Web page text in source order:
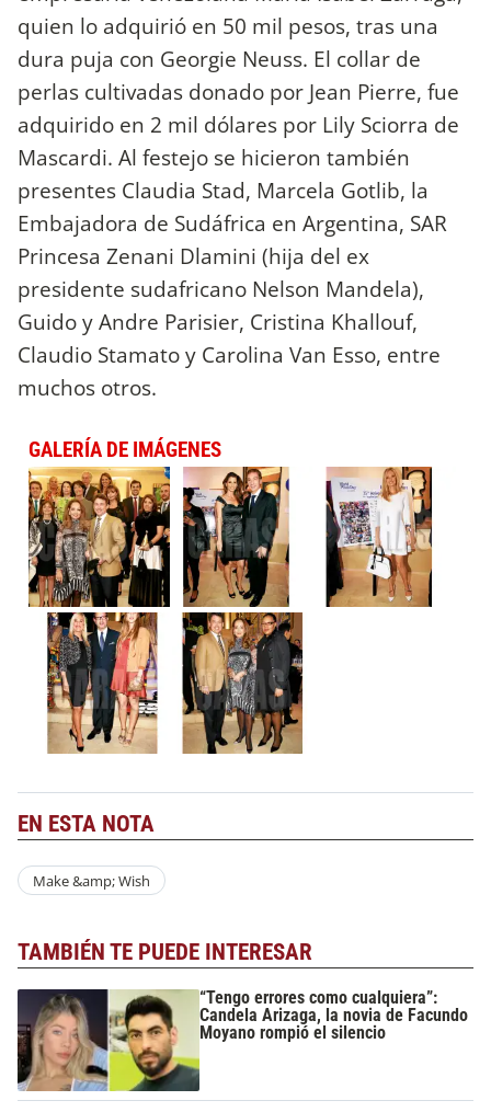
quien lo adquirió en 50 mil pesos, tras una
dura puja con Georgie Neuss. El collar de
perlas cultivadas donado por Jean Pierre, fue
adquirido en 2 mil dólares por Lily Sciorra de
Mascardi. Al festejo se hicieron también
presentes Claudia Stad, Marcela Gotlib, la
Embajadora de Sudáfrica en Argentina, SAR
Princesa Zenani Dlamini (hija del ex
presidente sudafricano Nelson Mandela),
Guido y Andre Parisier, Cristina Khallouf,
Claudio Stamato y Carolina Van Esso, entre
muchos otros.
GALERÍA DE IMÁGENES
EN ESTA NOTA
Make &amp; Wish
TAMBIÉN TE PUEDE INTERESAR
“Tengo errores como cualquiera”:
Candela Arizaga, la novia de Facundo
Moyano rompió el silencio